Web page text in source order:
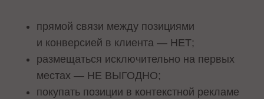
прямой связи между позициями
и конверсией в клиента — НЕТ;
размещаться исключительно на первых
местах — НЕ ВЫГОДНО;
покупать позиции в контекстной рекламе